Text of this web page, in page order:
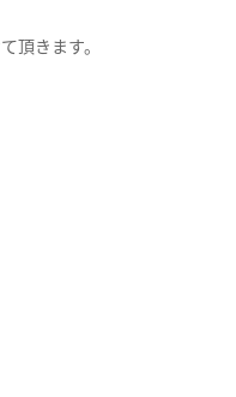
頂きます。